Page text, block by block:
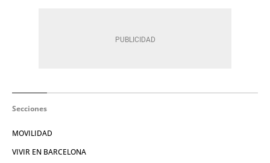
Secciones
MOVILIDAD
VIVIR EN BARCELONA